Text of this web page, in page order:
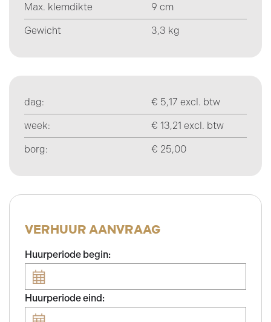
Max. klemdikte 9 cm
Gewicht 3,3 kg
dag: € 5,17 excl. btw
week: € 13,21 excl. btw
borg: € 25,00
VERHUUR AANVRAAG
Huurperiode begin:
Huurperiode eind: